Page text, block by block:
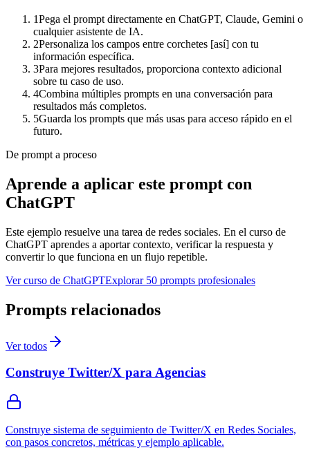
1Pega el prompt directamente en ChatGPT, Claude, Gemini o
cualquier asistente de IA.
2Personaliza los campos entre corchetes [así] con tu
información específica.
3Para mejores resultados, proporciona contexto adicional
sobre tu caso de uso.
4Combina múltiples prompts en una conversación para
resultados más completos.
5Guarda los prompts que más usas para acceso rápido en el
futuro.
De prompt a proceso
Aprende a aplicar este prompt con
ChatGPT
Este ejemplo resuelve una tarea de redes sociales. En el curso de
ChatGPT aprendes a aportar contexto, verificar la respuesta y
convertir lo que funciona en un flujo repetible.
Ver curso de ChatGPTExplorar 50 prompts profesionales
Prompts relacionados
Ver todos
Construye Twitter/X para Agencias
Construye sistema de seguimiento de Twitter/X en Redes Sociales,
con pasos concretos, métricas y ejemplo aplicable.